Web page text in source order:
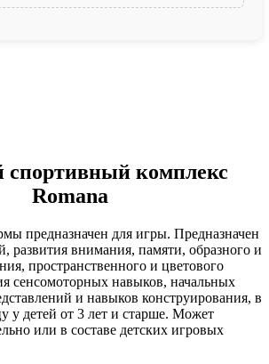
комплекс
Romana
предназначен для игры. Предназначен
развития внимания, памяти, образного и
пространственного и цветового
сенсомоторных навыков, начальных
и навыков конструирования, в
у детей от 3 лет и старше. Может
или в составе детских игровых